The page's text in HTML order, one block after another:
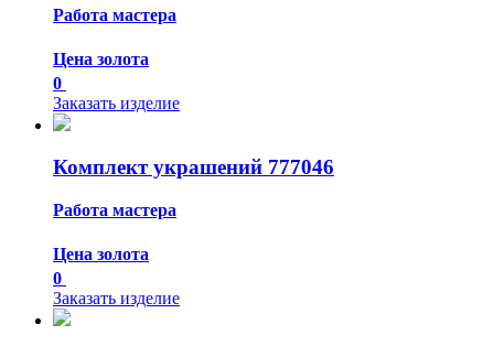
Работа мастера
Цена золота
0
Заказать изделие
Комплект украшений 777046
Работа мастера
Цена золота
0
Заказать изделие